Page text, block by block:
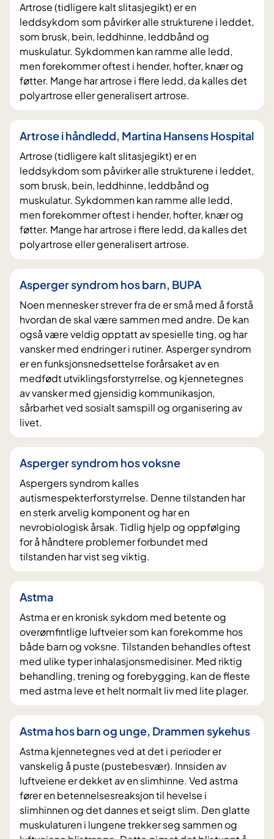
Artrose (tidligere kalt slitasjegikt) er en
leddsykdom som påvirker alle strukturene i leddet,
som brusk, bein, leddhinne, leddbånd og
muskulatur. Sykdommen kan ramme alle ledd,
men forekommer oftest i hender, hofter, knær og
føtter. Mange har artrose i flere ledd, da kalles det
polyartrose eller generalisert artrose.
Artrose i håndledd, Martina Hansens Hospital
Artrose (tidligere kalt slitasjegikt) er en
leddsykdom som påvirker alle strukturene i leddet,
som brusk, bein, leddhinne, leddbånd og
muskulatur. Sykdommen kan ramme alle ledd,
men forekommer oftest i hender, hofter, knær og
føtter. Mange har artrose i flere ledd, da kalles det
polyartrose eller generalisert artrose.
Asperger syndrom hos barn, BUPA
Noen mennesker strever fra de er små med å forstå
hvordan de skal være sammen med andre. De kan
også være veldig opptatt av spesielle ting, og har
vansker med endringer i rutiner. Asperger syndrom
er en funksjonsnedsettelse forårsaket av en
medfødt utviklingsforstyrrelse, og kjennetegnes
av vansker med gjensidig kommunikasjon,
sårbarhet ved sosialt samspill og organisering av
livet.
Asperger syndrom hos voksne
Aspergers syndrom kalles
autismespekterforstyrrelse. Denne tilstanden har
en sterk arvelig komponent og har en
nevrobiologisk årsak. Tidlig hjelp og oppfølging
for å håndtere problemer forbundet med
tilstanden har vist seg viktig.
Astma
Astma er en kronisk sykdom med betente og
overømfintlige luftveier som kan forekomme hos
både barn og voksne. Tilstanden behandles oftest
med ulike typer inhalasjonsmedisiner. Med riktig
behandling, trening og forebygging, kan de fleste
med astma leve et helt normalt liv med lite plager.
Astma hos barn og unge, Drammen sykehus
Astma kjennetegnes ved at det i perioder er
vanskelig å puste (pustebesvær). Innsiden av
luftveiene er dekket av en slimhinne. Ved astma
fører en betennelsesreaksjon til hevelse i
slimhinnen og det dannes et seigt slim. Den glatte
muskulaturen i lungene trekker seg sammen og